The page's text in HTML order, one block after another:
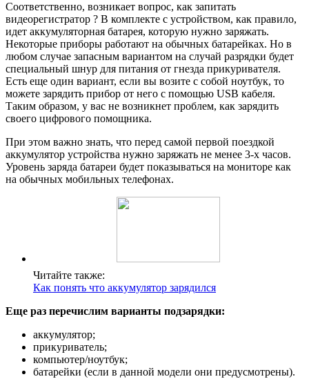
Соответственно, возникает вопрос, как запитать
видеорегистратор ? В комплекте с устройством, как правило,
идет аккумуляторная батарея, которую нужно заряжать.
Некоторые приборы работают на обычных батарейках. Но в
любом случае запасным вариантом на случай разрядки будет
специальный шнур для питания от гнезда прикуривателя.
Есть еще один вариант, если вы возите с собой ноутбук, то
можете зарядить прибор от него с помощью USB кабеля.
Таким образом, у вас не возникнет проблем, как зарядить
своего цифрового помощника.
При этом важно знать, что перед самой первой поездкой
аккумулятор устройства нужно заряжать не менее 3-х часов.
Уровень заряда батареи будет показываться на мониторе как
на обычных мобильных телефонах.
Читайте также:
Как понять что аккумулятор зарядился
Еще раз перечислим варианты подзарядки:
аккумулятор;
прикуриватель;
компьютер/ноутбук;
батарейки (если в данной модели они предусмотрены).